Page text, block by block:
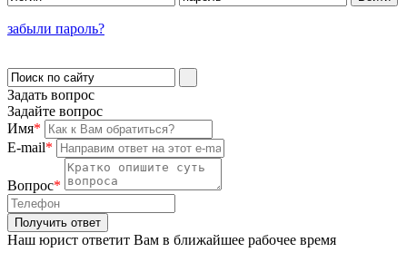
забыли пароль?
Задать вопрос
Задайте вопрос
Имя*
E-mail*
Вопрос*
Наш юрист ответит Вам в ближайшее рабочее время